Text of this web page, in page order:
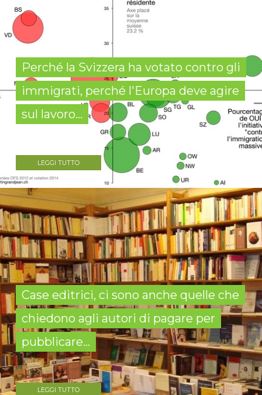
Perché la Svizzera ha votato contro gli
immigrati, perché l'Europa deve agire
sul lavoro...
LEGGI TUTTO
Case editrici, ci sono anche quelle che
chiedono agli autori di pagare per
pubblicare...
LEGGI TUTTO